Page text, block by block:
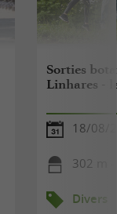
Sorties
Linhares -
18/08/
302 m
Divers